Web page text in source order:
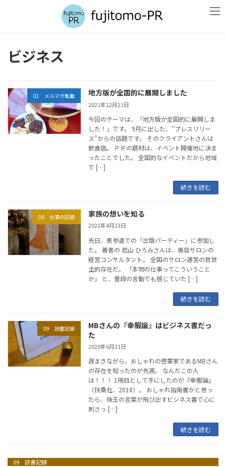
ビジネス
01 メルマガ転載 地方版が全国的に展開しました
2021年12月21日
今回のテーマは、「地方版が全国的に展開しま
した！」です。 9月に出した、”プレスリリー
ス”からの話題です。 そのクライアントさんは
飲食店。 ＰＲの題材は、イベント開催地に決ま
ったことでした。 全国的なイベントだから地域
で […]
続きを読む
06 仕事の記録 家族の想いを知る
2021年4月23日
先日、表参道での「出版パーティー」に参加し
た。 ㅤㅤㅤㅤ著者の 岩山 ひろみさんは、美容サロンの
経営コンサルタント。 全国のサロン運営の救世
主的存在だ。ㅤㅤ 「本物の仕事ってこういうこと
か」 と、普段の言動でも感じていた […]
続きを読む
09 読書記録
MBさんの『幸服論』はビジネス書だっ
た
2020年6月21日
遅まきながら、おしゃれの啓蒙家であるMBさん
の存在を知ったのが先週。 なんだこの人
は！！！ 1冊目として手にしたのが『幸服論』
（扶桑社、2018）。 おしゃれ指南書かと思っ
たら、珠玉の言葉が飛び出すビジネス書で心に
刺さっ […]
続きを読む
09 読書記録